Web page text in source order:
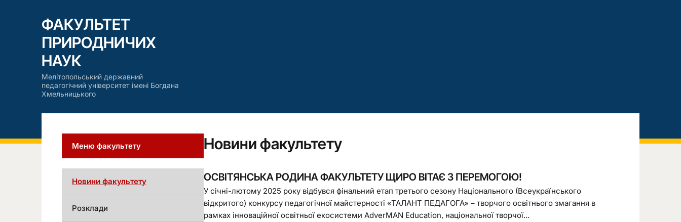
ФАКУЛЬТЕТ
ПРИРОДНИЧИХ
НАУК
Мелітопольський державний
педагогічний університет імені Богдана
Хмельницького
Новини факультету
ОСВІТЯНСЬКА РОДИНА ФАКУЛЬТЕТУ ЩИРО ВІТАЄ З ПЕРЕМОГОЮ!
У січні-лютому 2025 року відбувся фінальний етап третього сезону Національного (Всеукраїнського
відкритого) конкурсу педагогічної майстерності «ТАЛАНТ ПЕДАГОГА» – творчого освітнього змагання в
рамках інноваційної освітньої екосистеми AdverMAN Education, національної творчої...
Меню факультету
Новини факультету
Розклади